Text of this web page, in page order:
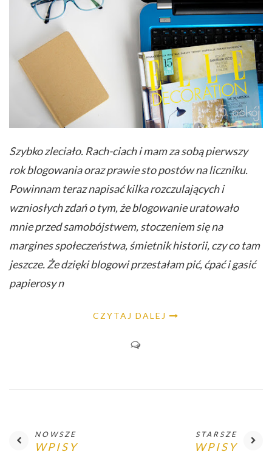
Szybko zleciało. Rach-ciach i mam za sobą pierwszy
rok blogowania oraz prawie sto postów na liczniku.
Powinnam teraz napisać kilka rozczulających i
wzniosłych zdań o tym, że blogowanie uratowało
mnie przed samobójstwem, stoczeniem się na
margines społeczeństwa, śmietnik historii, czy co tam
jeszcze. Że dzięki blogowi przestałam pić, ćpać i gasić
papierosy n
CZYTAJ DALEJ
NOWSZE
WPISY
STARSZE
WPISY